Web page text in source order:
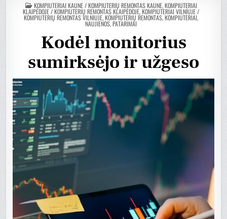
POSTÉE
DANS
KOMPIUTERIAI KAUNE / KOMPIUTERIŲ REMONTAS KAUNE,KOMPIUTERIAI
KLAIPĖDOJE / KOMPIUTERIŲ REMONTAS KLAIPĖDOJE,KOMPIUTERIAI VILNIUJE /
KOMPIUTERIŲ REMONTAS VILNIUJE,KOMPIUTERIŲ REMONTAS, KOMPIUTERIAI,
NAUJIENOS, PATARIMAI
Kodėl monitorius
sumirksėjo ir užgeso